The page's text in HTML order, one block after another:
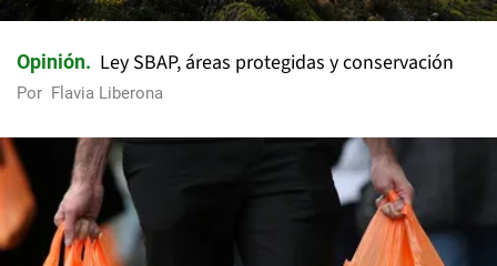
Opinión Ley SBAP, áreas protegidas y conservación
Por Flavia Liberona